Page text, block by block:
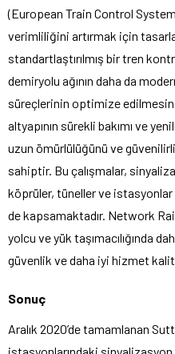
(European Train Control
verimliliğini artırmak için
standartlaştırılmış bir tren
demiryolu ağının daha da
süreçlerinin optimize
altyapının sürekli bakımı ve
uzun ömürlülüğünü ve
sahiptir. Bu çalışmalar,
köprüler, tüneller ve
de kapsamaktadır. Network
yolcu ve yük taşımacılığında
güvenlik ve daha iyi hizmet
Sonuç
Aralık 2020’de tamamlanan